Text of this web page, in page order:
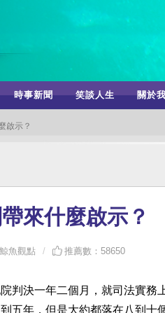
時事新聞 笑談人生 關於
啟示？
來什麼啟示？
鯨魚觀點 推薦數：58650
判決一年二個月，就司法實
五年，但是大約都落在八到